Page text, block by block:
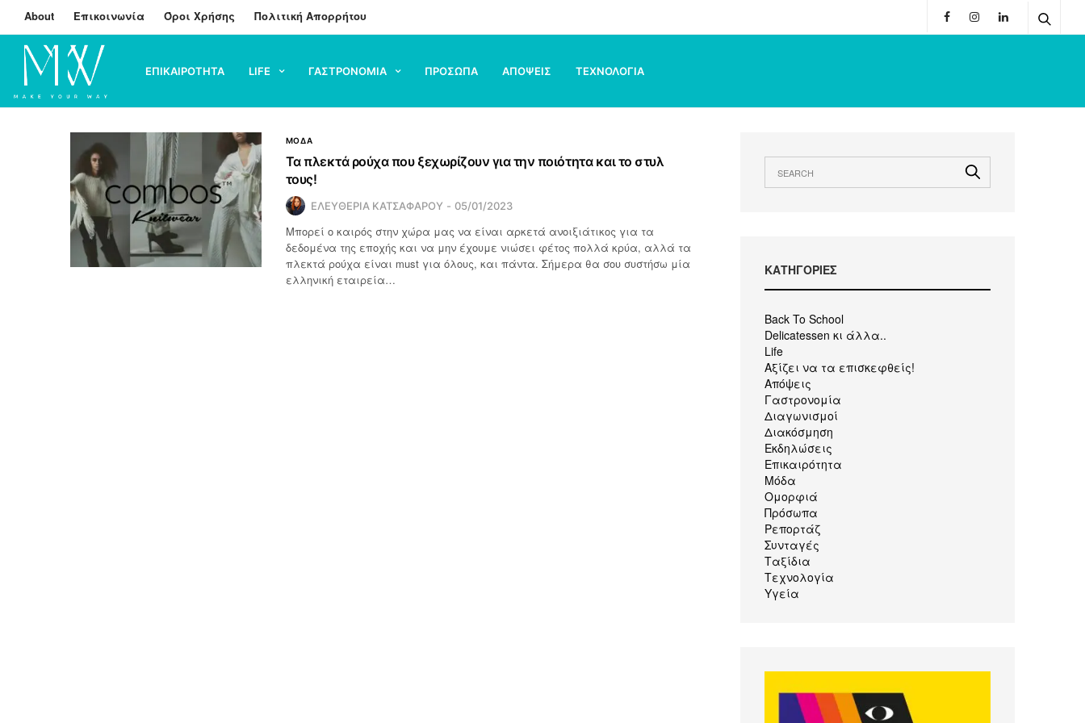
About Επικοινωνία Όροι Χρήσης Πολιτική Απορρήτου
ΕΠΙΚΑΙΡΟΤΗΤΑ LIFE ΓΑΣΤΡΟΝΟΜΙΑ ΠΡΟΣΩΠΑ ΑΠΟΨΕΙΣ ΤΕΧΝΟΛΟΓΙΑ
ΜΟΔΑ
Τα πλεκτά ρούχα που ξεχωρίζουν για την ποιότητα και το στυλ
τους!
ΕΛΕΥΘΕΡΙΑ ΚΑΤΣΑΦΑΡΟΥ 05/01/2023
Μπορεί ο καιρός στην χώρα μας να είναι αρκετά ανοιξιάτικος για τα
δεδομένα της εποχής και να μην έχουμε νιώσει φέτος πολλά κρύα, αλλά τα
πλεκτά ρούχα είναι must για όλους, και πάντα. Σήμερα θα σου συστήσω μία
ελληνική εταιρεία…
KΑΤΗΓΟΡΙΕΣ
Back To School
Delicatessen κι άλλα..
Life
Αξίζει να τα επισκεφθείς!
Απόψεις
Γαστρονομία
Διαγωνισμοί
Διακόσμηση
Εκδηλώσεις
Επικαιρότητα
Μόδα
Ομορφιά
Πρόσωπα
Ρεπορτάζ
Συνταγές
Ταξίδια
Τεχνολογία
Υγεία